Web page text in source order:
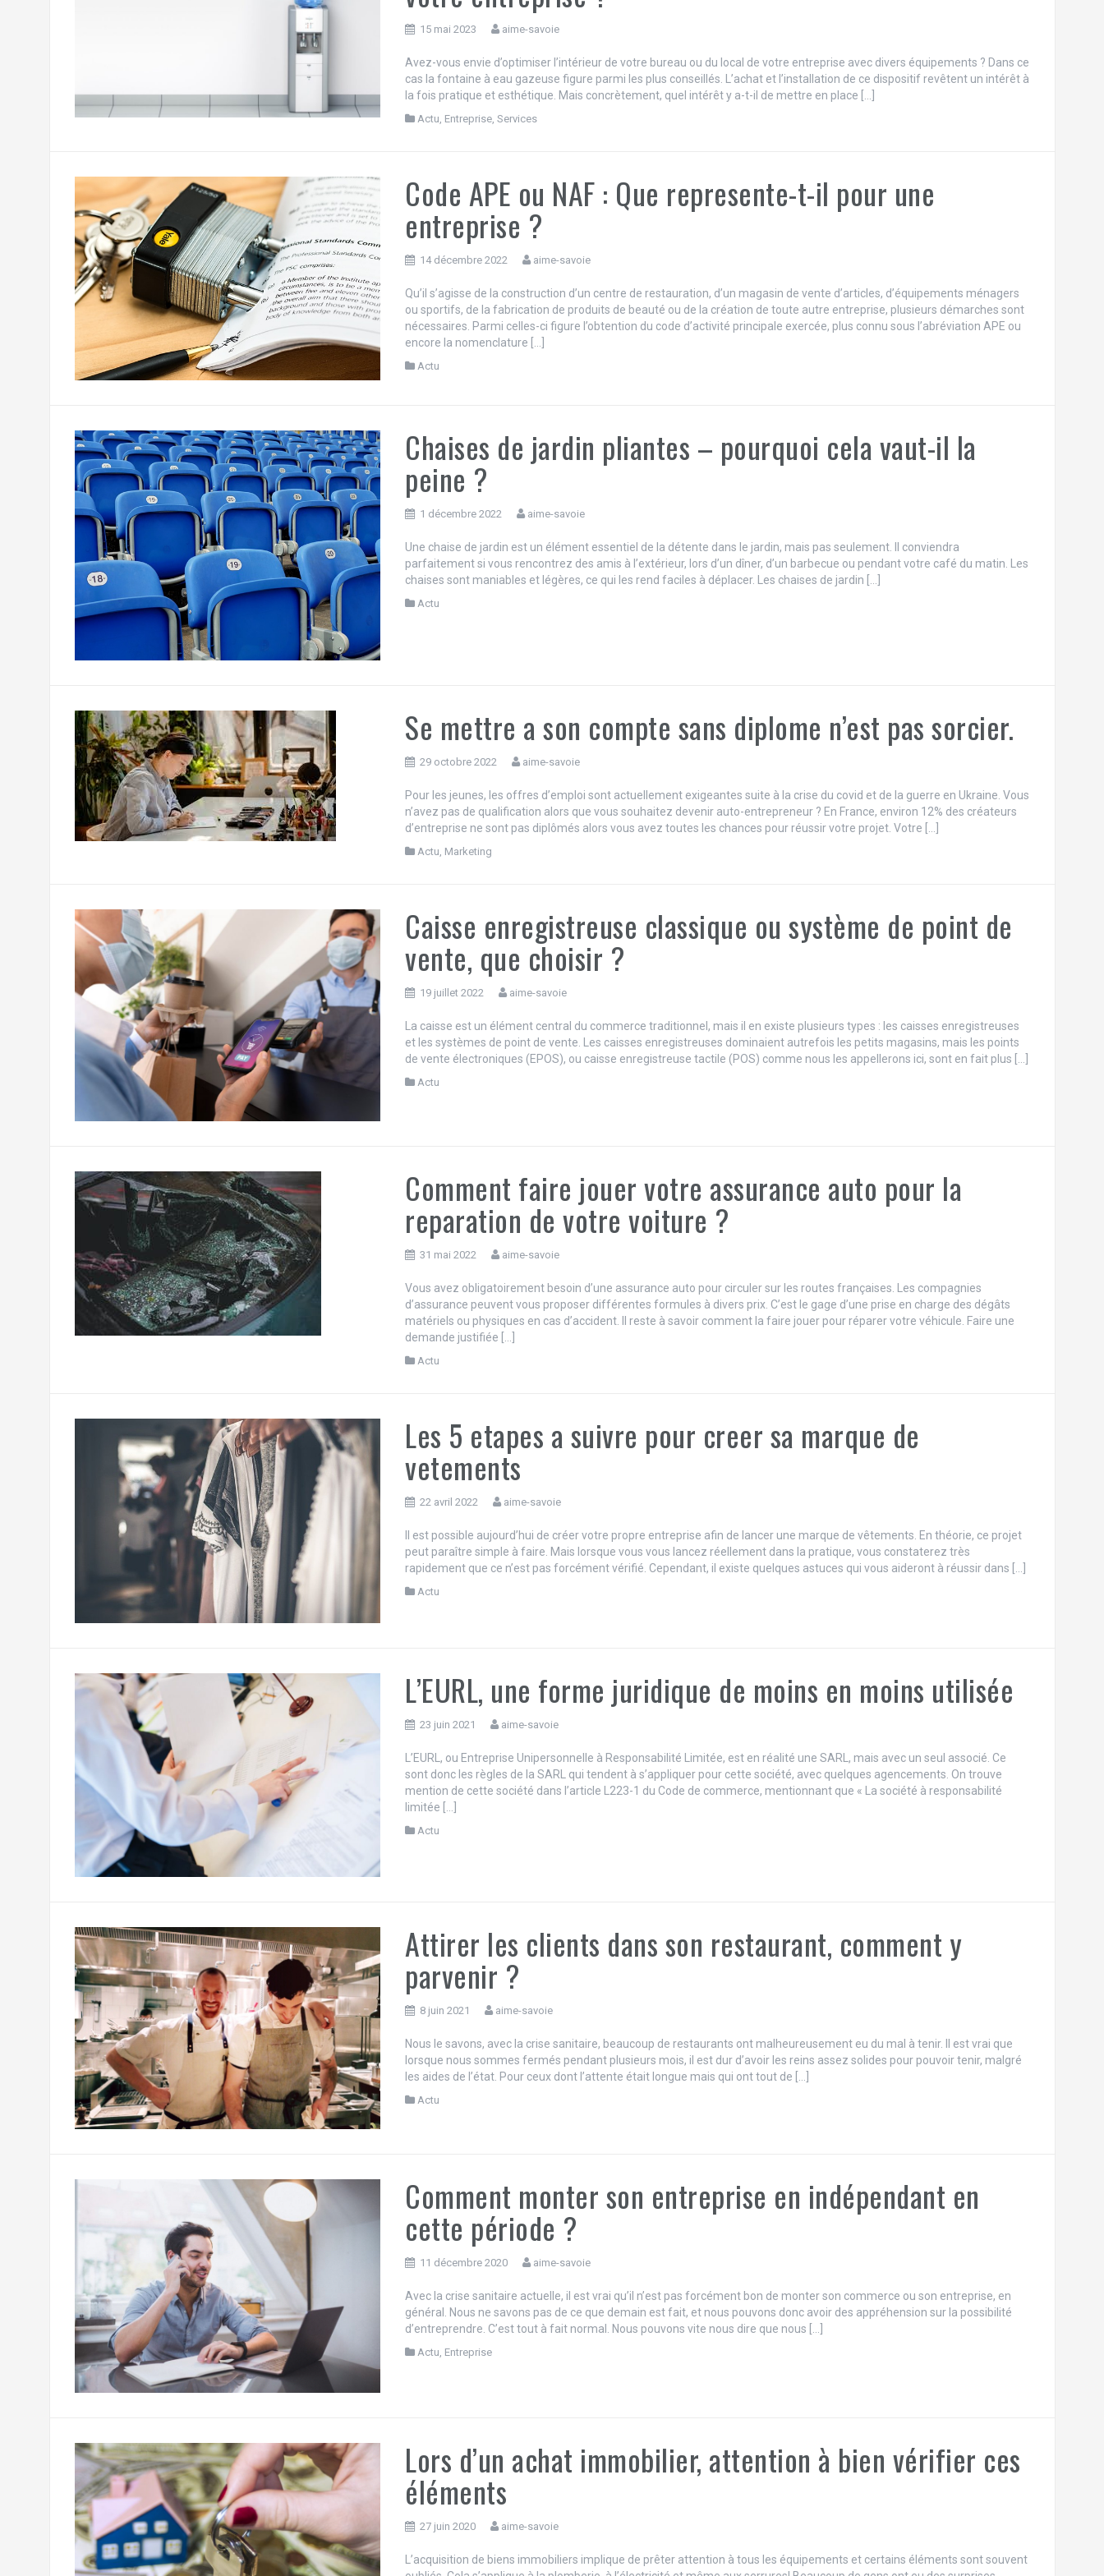
15 mai 2023 aime-savoie
Avez-vous envie d’optimiser l’intérieur de votre bureau ou du local de votre entreprise avec divers équipements ? Dans ce
cas la fontaine à eau gazeuse figure parmi les plus conseillés. L’achat et l’installation de ce dispositif revêtent un intérêt à
la fois pratique et esthétique. Mais concrètement, quel intérêt y a-t-il de mettre en place […]
Actu Entreprise ,Services
Code APE ou NAF : Que represente-t-il pour une
entreprise ?
14 décembre 2022 aime-savoie
Qu’il s’agisse de la construction d’un centre de restauration, d’un magasin de vente d’articles, d’équipements ménagers
ou sportifs, de la fabrication de produits de beauté ou de la création de toute autre entreprise, plusieurs démarches sont
nécessaires. Parmi celles-ci figure l’obtention du code d’activité principale exercée, plus connu sous l’abréviation APE ou
encore la nomenclature […]
Actu
Chaises de jardin pliantes – pourquoi cela vaut-il la
peine ?
1 décembre 2022 aime-savoie
Une chaise de jardin est un élément essentiel de la détente dans le jardin, mais pas seulement. Il conviendra
parfaitement si vous rencontrez des amis à l’extérieur, lors d’un dîner, d’un barbecue ou pendant votre café du matin. Les
chaises sont maniables et légères, ce qui les rend faciles à déplacer. Les chaises de jardin […]
Actu
Se mettre a son compte sans diplome n’est pas sorcier.
29 octobre 2022 aime-savoie
Pour les jeunes, les offres d’emploi sont actuellement exigeantes suite à la crise du covid et de la guerre en Ukraine. Vous
n’avez pas de qualification alors que vous souhaitez devenir auto-entrepreneur ? En France, environ 12% des créateurs
d’entreprise ne sont pas diplômés alors vous avez toutes les chances pour réussir votre projet. Votre […]
Actu Marketing
Caisse enregistreuse classique ou système de point de
vente, que choisir ?
19 juillet 2022 aime-savoie
La caisse est un élément central du commerce traditionnel, mais il en existe plusieurs types : les caisses enregistreuses
et les systèmes de point de vente. Les caisses enregistreuses dominaient autrefois les petits magasins, mais les points
de vente électroniques (EPOS), ou caisse enregistreuse tactile (POS) comme nous les appellerons ici, sont en fait plus […]
Actu
Comment faire jouer votre assurance auto pour la
reparation de votre voiture ?
31 mai 2022 aime-savoie
Vous avez obligatoirement besoin d’une assurance auto pour circuler sur les routes françaises. Les compagnies
d’assurance peuvent vous proposer différentes formules à divers prix. C’est le gage d’une prise en charge des dégâts
matériels ou physiques en cas d’accident. Il reste à savoir comment la faire jouer pour réparer votre véhicule. Faire une
demande justifiée […]
Actu
Les 5 etapes a suivre pour creer sa marque de
vetements
22 avril 2022 aime-savoie
Il est possible aujourd’hui de créer votre propre entreprise afin de lancer une marque de vêtements. En théorie, ce projet
peut paraître simple à faire. Mais lorsque vous vous lancez réellement dans la pratique, vous constaterez très
rapidement que ce n’est pas forcément vérifié. Cependant, il existe quelques astuces qui vous aideront à réussir dans […]
Actu
L’EURL, une forme juridique de moins en moins utilisée
23 juin 2021 aime-savoie
L’EURL, ou Entreprise Unipersonnelle à Responsabilité Limitée, est en réalité une SARL, mais avec un seul associé. Ce
sont donc les règles de la SARL qui tendent à s’appliquer pour cette société, avec quelques agencements. On trouve
mention de cette société dans l’article L223-1 du Code de commerce, mentionnant que « La société à responsabilité
limitée […]
Actu
Attirer les clients dans son restaurant, comment y
parvenir ?
8 juin 2021 aime-savoie
Nous le savons, avec la crise sanitaire, beaucoup de restaurants ont malheureusement eu du mal à tenir. Il est vrai que
lorsque nous sommes fermés pendant plusieurs mois, il est dur d’avoir les reins assez solides pour pouvoir tenir, malgré
les aides de l’état. Pour ceux dont l’attente était longue mais qui ont tout de […]
Actu
Comment monter son entreprise en indépendant en
cette période ?
11 décembre 2020 aime-savoie
Avec la crise sanitaire actuelle, il est vrai qu’il n’est pas forcément bon de monter son commerce ou son entreprise, en
général. Nous ne savons pas de ce que demain est fait, et nous pouvons donc avoir des appréhension sur la possibilité
d’entreprendre. C’est tout à fait normal. Nous pouvons vite nous dire que nous […]
Actu, Entreprise
Lors d’un achat immobilier, attention à bien vérifier ces
éléments
27 juin 2020 aime-savoie
L’acquisition de biens immobiliers implique de prêter attention à tous les équipements et certains éléments sont souvent